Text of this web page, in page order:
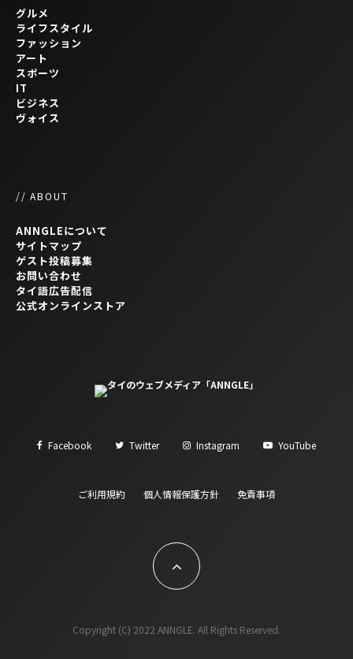
グルメ
ライフスタイル
ファッション
アート
スポーツ
IT
ビジネス
ヴォイス
// ABOUT
ANNGLEについて
サイトマップ
ゲスト投稿募集
お問い合わせ
タイ語広告配信
公式オンラインストア
Facebook Twitter Instagram YouTube
ご利用規約 個人情報保護方針 免責事項
Copyright (C) 2022 ANNGLE. All Rights Reserved.